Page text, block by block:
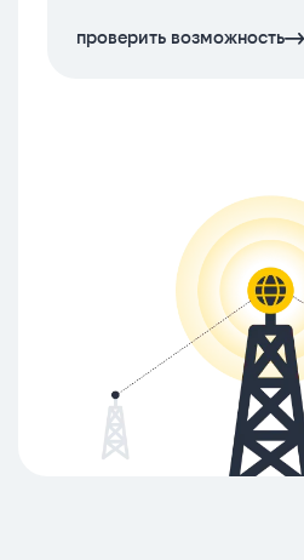
проверить возможность